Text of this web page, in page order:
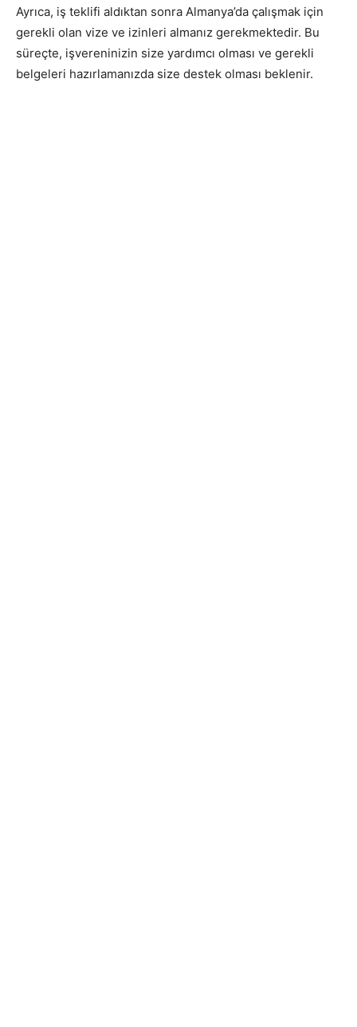
Ayrıca, iş teklifi aldıktan sonra Almanya’da çalışmak için
gerekli olan vize ve izinleri almanız gerekmektedir. Bu
süreçte, işvereninizin size yardımcı olması ve gerekli
belgeleri hazırlamanızda size destek olması beklenir.